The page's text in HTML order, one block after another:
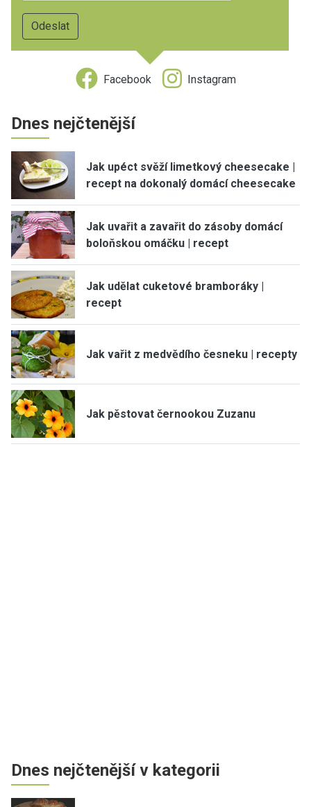
Facebook Instagram
Dnes nejčtenější
Jak upéct svěží limetkový cheesecake |
recept na dokonalý domácí cheesecake
Jak uvařit a zavařit do zásoby domácí
boloňskou omáčku | recept
Jak udělat cuketové bramboráky |
recept
Jak vařit z medvědího česneku | recepty
Jak pěstovat černookou Zuzanu
Dnes nejčtenější v kategorii